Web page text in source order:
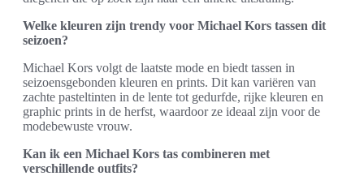
Welke kleuren zijn trendy voor Michael Kors tassen dit
seizoen?
Michael Kors volgt de laatste mode en biedt tassen in
seizoensgebonden kleuren en prints. Dit kan variëren van
zachte pasteltinten in de lente tot gedurfde, rijke kleuren en
graphic prints in de herfst, waardoor ze ideaal zijn voor de
modebewuste vrouw.
Kan ik een Michael Kors tas combineren met
verschillende outfits?